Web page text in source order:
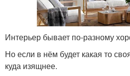
Интерьер бывает по-разному
Но если в нём будет какая то
куда изящнее.